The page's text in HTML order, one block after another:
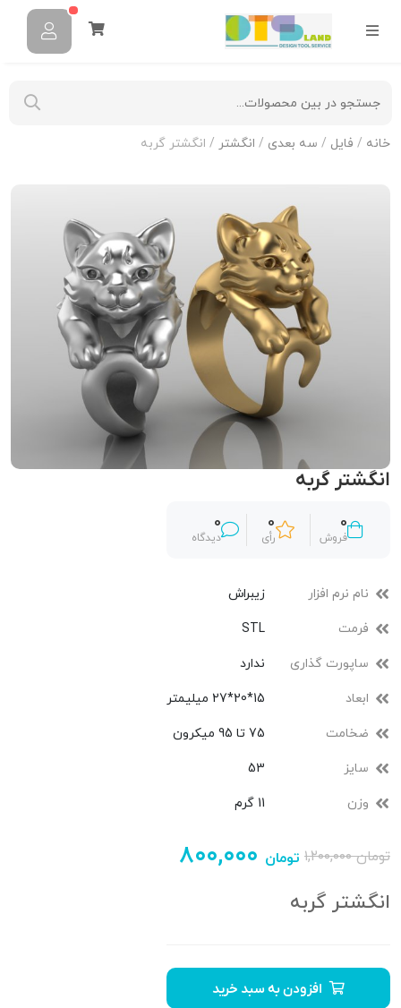
خانه / فایل / سه بعدی / انگشتر / انگشتر گربه
انگشتر گربه
0
فروش
0
رأی
0
دیدگاه
نام نرم افزار زیبراش
فرمت STL
ساپورت گذاری ندارد
ابعاد 15*20*27 میلیمتر
ضخامت 75 تا 95 میکرون
سایز 53
وزن 11 گرم
۱,۲۰۰,۰۰۰تومان ۸۰۰,۰۰۰ تومان
انگشتر گربه
افزودن به سبد خرید